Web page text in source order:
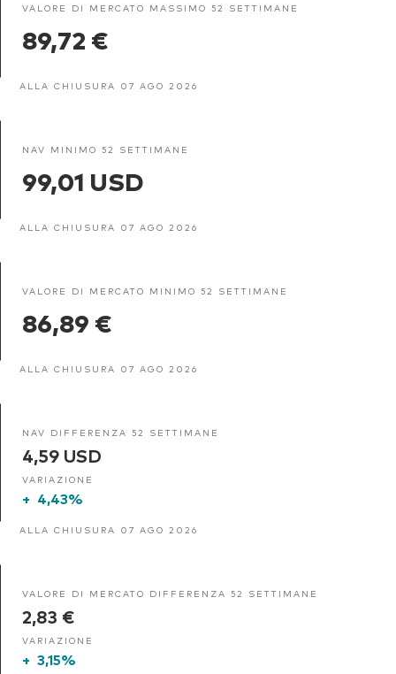
VALORE DI MERCATO MASSIMO 52 SETTIMANE
89,72 €
ALLA CHIUSURA 07 AGO 2026
NAV MINIMO 52 SETTIMANE
99,01 USD
ALLA CHIUSURA 07 AGO 2026
VALORE DI MERCATO MINIMO 52 SETTIMANE
86,89 €
ALLA CHIUSURA 07 AGO 2026
NAV DIFFERENZA 52 SETTIMANE
4,59 USD
VARIAZIONE
+ 4,43%
ALLA CHIUSURA 07 AGO 2026
VALORE DI MERCATO DIFFERENZA 52 SETTIMANE
2,83 €
VARIAZIONE
+ 3,15%